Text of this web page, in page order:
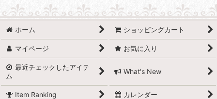
ホーム ショッピングカート
マイページ お気に入り
最近チェックしたアイテ
ム
What's New
Item Ranking カレンダー